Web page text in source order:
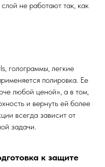
не работают так, как
голограммы, легкие
полировка. Ее
любой ценой», а в том,
и вернуть ей более
всегда зависит от
задачи.
к защите